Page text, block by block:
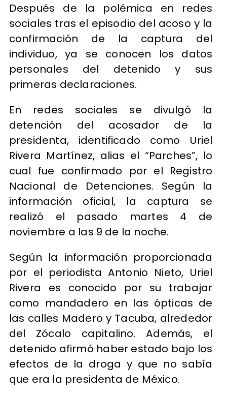
Después de la polémica en redes
sociales tras el episodio del acoso y la
confirmación de la captura del
individuo, ya se conocen los datos
personales del detenido y sus
primeras declaraciones.
En redes sociales se divulgó la
detención del acosador de la
presidenta, identificado como Uriel
Rivera Martínez, alias el “Parches”, lo
cual fue confirmado por el Registro
Nacional de Detenciones. Según la
información oficial, la captura se
realizó el pasado martes 4 de
noviembre a las 9 de la noche.
Según la información proporcionada
por el periodista Antonio Nieto, Uriel
Rivera es conocido por su trabajar
como mandadero en las ópticas de
las calles Madero y Tacuba, alrededor
del Zócalo capitalino. Además, el
detenido afirmó haber estado bajo los
efectos de la droga y que no sabía
que era la presidenta de México.